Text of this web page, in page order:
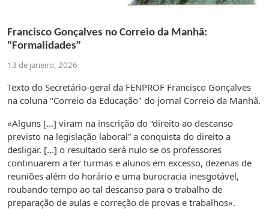
Francisco Gonçalves no Correio da Manhã:
"Formalidades"
13 de janeiro, 2026
Texto do Secretário-geral da FENPROF Francisco Gonçalves
na coluna "Correio da Educação" do jornal Correio da Manhã.
«Alguns [...] viram na inscrição do “direito ao descanso
previsto na legislação laboral” a conquista do direito a
desligar. [...] o resultado será nulo se os professores
continuarem a ter turmas e alunos em excesso, dezenas de
reuniões além do horário e uma burocracia inesgotável,
roubando tempo ao tal descanso para o trabalho de
preparação de aulas e correção de provas e trabalhos».